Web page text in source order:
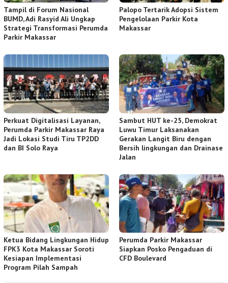
Tampil di Forum Nasional
BUMD, Adi Rasyid Ali Ungkap
Strategi Transformasi Perumda
Parkir Makassar
Palopo Tertarik Adopsi Sistem
Pengelolaan Parkir Kota
Makassar
Perkuat Digitalisasi Layanan,
Perumda Parkir Makassar Raya
Jadi Lokasi Studi Tiru TP2DD
dan BI Solo Raya
Sambut HUT ke-25, Demokrat
Luwu Timur Laksanakan
Gerakan Langit Biru dengan
Bersih lingkungan dan Drainase
Jalan
Ketua Bidang Lingkungan Hidup
FPK3 Kota Makassar Soroti
Kesiapan Implementasi
Program Pilah Sampah
Perumda Parkir Makassar
Siapkan Posko Pengaduan di
CFD Boulevard